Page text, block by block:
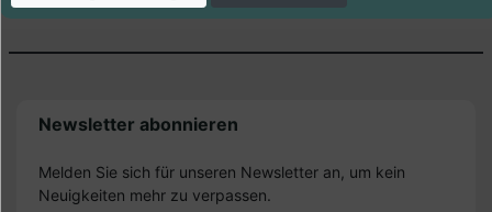
Newsletter abonnieren
Melden Sie sich für unseren Newsletter an, um kein
Neuigkeiten mehr zu verpassen.